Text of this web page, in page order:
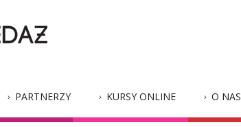
PARTNERZY KURSY ONLINE O NAS